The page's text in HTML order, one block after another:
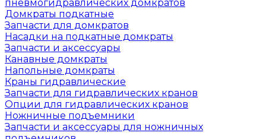
пневмогидравлических домкратов
Домкраты подкатные
Запчасти для домкратов
Насадки на подкатные домкраты
Запчасти и аксессуары
Канавные домкраты
Напольные домкраты
Краны гидравлические
Запчасти для гидравлических кранов
Опции для гидравлических кранов
Ножничные подъемники
Запчасти и аксессуары для ножничных